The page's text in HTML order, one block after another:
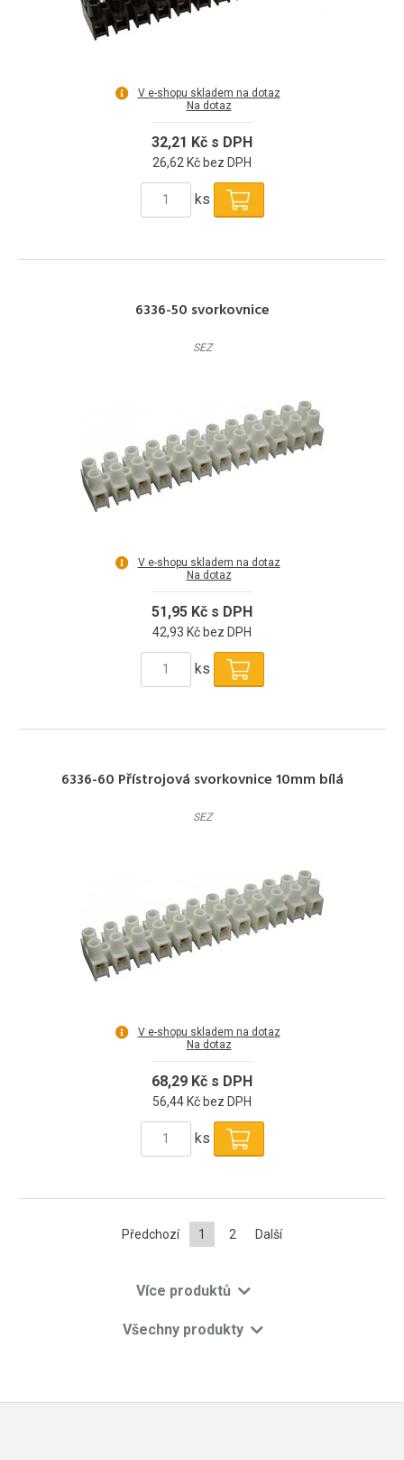
V e-shopu skladem na dotaz
Na dotaz
32,21 Kč s DPH
26,62 Kč bez DPH
ks
6336-50 svorkovnice
SEZ
V e-shopu skladem na dotaz
Na dotaz
51,95 Kč s DPH
42,93 Kč bez DPH
ks
6336-60 Přístrojová svorkovnice 10mm bílá
SEZ
V e-shopu skladem na dotaz
Na dotaz
68,29 Kč s DPH
56,44 Kč bez DPH
ks
Více produktů
Všechny produkty
Předchozí 1 2 Další